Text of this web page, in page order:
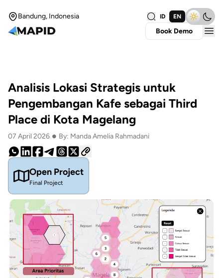
Bandung, Indonesia ID EN
Book Demo
Analisis Lokasi Strategis untuk
Pengembangan Kafe sebagai Third
Place di Kota Magelang
07 April 2026 • By: Manda Amelia Rahmadani
Open Project
Final Project